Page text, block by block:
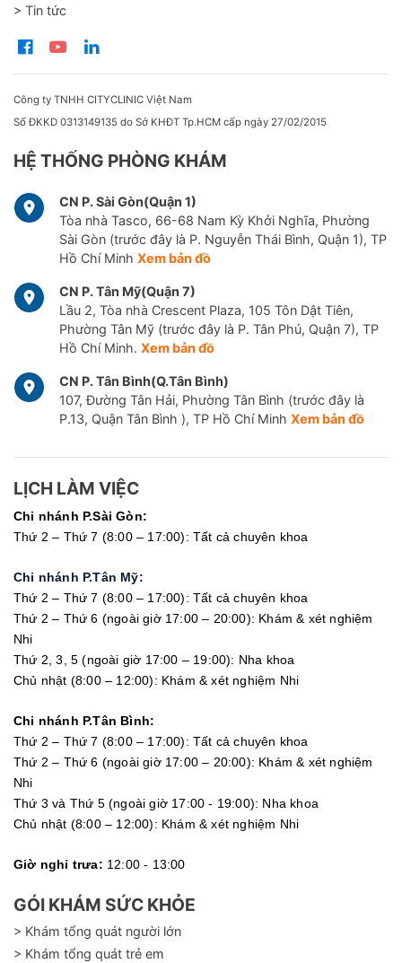
> Tin tức
Công ty TNHH CITYCLINIC Việt Nam
Số ĐKKD 0313149135 do Sở KHĐT Tp.HCM cấp ngày 27/02/2015
HỆ THỐNG PHÒNG KHÁM
CN P. Sài Gòn(Quận 1)
Tòa nhà Tasco, 66-68 Nam Kỳ Khởi Nghĩa, Phường
Sài Gòn (trước đây là P. Nguyễn Thái Bình, Quận 1), TP
Hồ Chí Minh Xem bản đồ
CN P. Tân Mỹ(Quận 7)
Lầu 2, Tòa nhà Crescent Plaza, 105 Tôn Dật Tiên,
Phường Tân Mỹ (trước đây là P. Tân Phú, Quận 7), TP
Hồ Chí Minh. Xem bản đồ
CN P. Tân Bình(Q.Tân Bình)
107, Đường Tân Hải, Phường Tân Bình (trước đây là
P.13, Quận Tân Bình ), TP Hồ Chí Minh Xem bản đồ
LỊCH LÀM VIỆC
Chi nhánh P.Sài Gòn:
Thứ 2 – Thứ 7 (8:00 – 17:00): Tất cả chuyên khoa
Chi nhánh P.Tân Mỹ:
Thứ 2 – Thứ 7 (8:00 – 17:00): Tất cả chuyên khoa
Thứ 2 – Thứ 6 (ngoài giờ 17:00 – 20:00): Khám & xét nghiệm
Nhi
Thứ 2, 3, 5 (ngoài giờ 17:00 – 19:00): Nha khoa
Chủ nhật (8:00 – 12:00): Khám & xét nghiệm Nhi
Chi nhánh P.Tân Bình:
Thứ 2 – Thứ 7 (8:00 – 17:00): Tất cả chuyên khoa
Thứ 2 – Thứ 6 (ngoài giờ 17:00 – 20:00): Khám & xét nghiệm
Nhi
Thứ 3 và Thứ 5 (ngoài giờ 17:00 - 19:00): Nha khoa
Chủ nhật (8:00 – 12:00): Khám & xét nghiệm Nhi
Giờ nghỉ trưa: 12:00 - 13:00
GÓI KHÁM SỨC KHỎE
> Khám tổng quát người lớn
> Khám tổng quát trẻ em